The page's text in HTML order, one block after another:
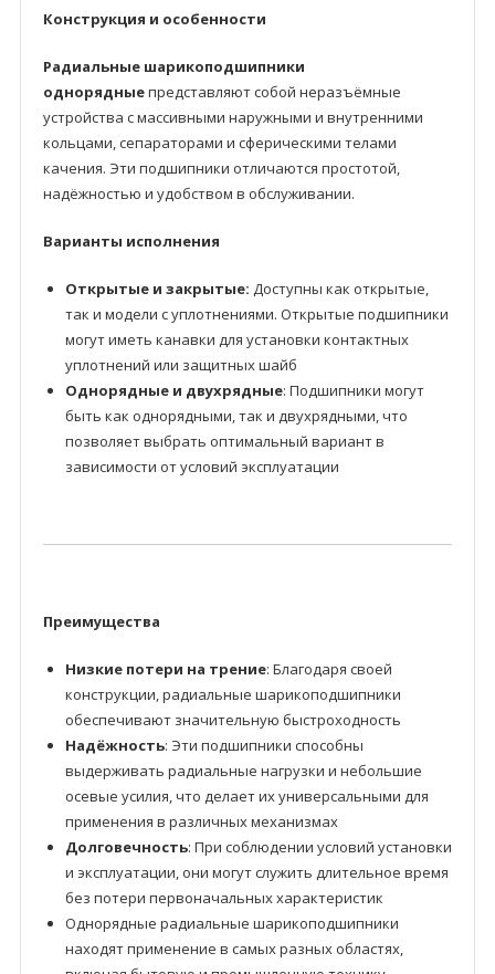
Конструкция и особенности
Радиальные шарикоподшипники
однорядныепредставляют собой неразъёмные
устройства с массивными наружными и внутренними
кольцами, сепараторами и сферическими телами
качения. Эти подшипники отличаются простотой,
надёжностью и удобством в обслуживании.
Варианты исполнения
Открытые и закрытые: Доступны как открытые,
так и модели с уплотнениями. Открытые подшипники
могут иметь канавки для установки контактных
уплотнений или защитных шайб
Однорядные и двухрядные: Подшипники могут
быть как однорядными, так и двухрядными, что
позволяет выбрать оптимальный вариант в
зависимости от условий эксплуатации
Преимущества
Низкие потери на трение: Благодаря своей
конструкции, радиальные шарикоподшипники
обеспечивают значительную быстроходность
Надёжность: Эти подшипники способны
выдерживать радиальные нагрузки и небольшие
осевые усилия, что делает их универсальными для
применения в различных механизмах
Долговечность: При соблюдении условий установки
и эксплуатации, они могут служить длительное время
без потери первоначальных характеристик
Однорядные радиальные шарикоподшипники
находят применение в самых разных областях,